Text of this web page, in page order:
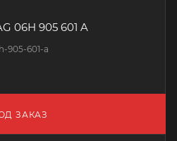
06H 905 601 A
905-601-a
ЗАКАЗ